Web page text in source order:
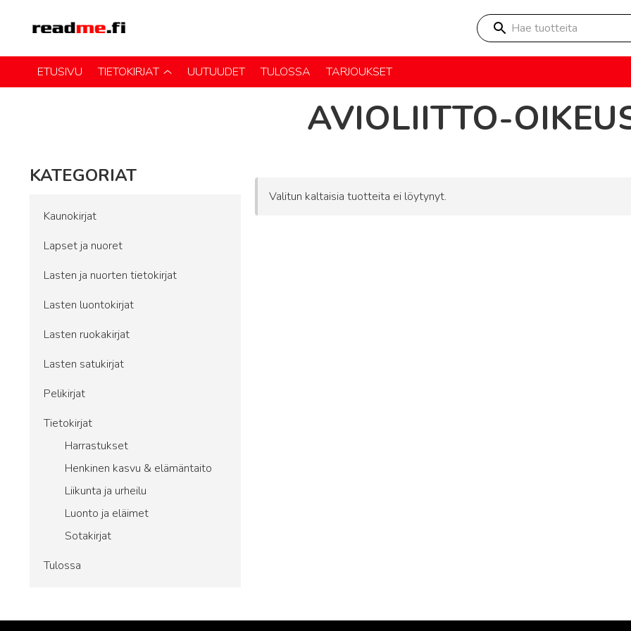
Hae tuotteita
ETUSIVU TIETOKIRJAT UUTUUDET TULOSSA TARJOUKSET
AVIOLIITTO-
KATEGORIAT
Kaunokirjat
Lapset ja nuoret
Lasten ja nuorten tietokirjat
Lasten luontokirjat
Lasten ruokakirjat
Lasten satukirjat
Pelikirjat
Tietokirjat
Harrastukset
Henkinen kasvu & elämäntaito
Liikunta ja urheilu
Luonto ja eläimet
Sotakirjat
Tulossa
Valitun kaltaisia tuotteita ei löytynyt.